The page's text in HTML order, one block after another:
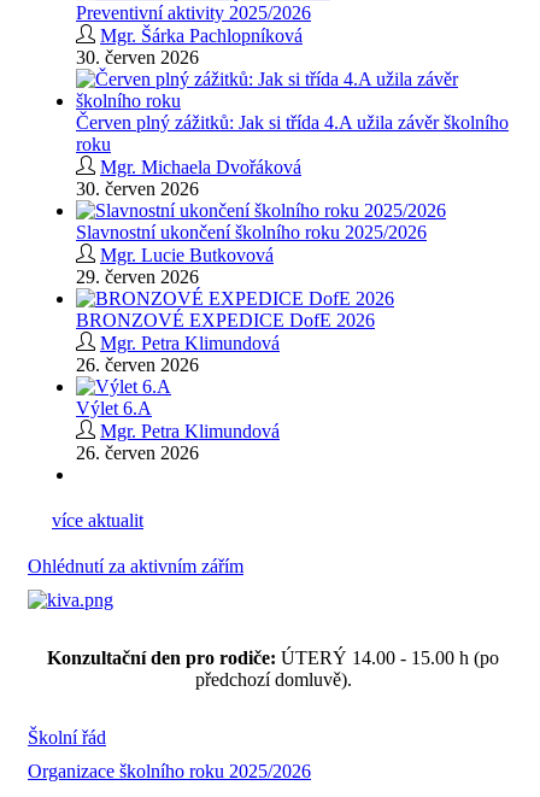
Preventivní aktivity 2025/2026
Mgr. Šárka Pachlopníková
30. červen 2026
Červen plný zážitků: Jak si třída 4.A užila závěr školního
roku
Mgr. Michaela Dvořáková
30. červen 2026
Slavnostní ukončení školního roku 2025/2026
Mgr. Lucie Butkovová
29. červen 2026
BRONZOVÉ EXPEDICE DofE 2026
Mgr. Petra Klimundová
26. červen 2026
Výlet 6.A
Mgr. Petra Klimundová
26. červen 2026
více aktualit
Ohlédnutí za aktivním zářím
Konzultační den pro rodiče: ÚTERÝ 14.00 - 15.00 h (po
předchozí domluvě).
Školní řád
Organizace školního roku 2025/2026